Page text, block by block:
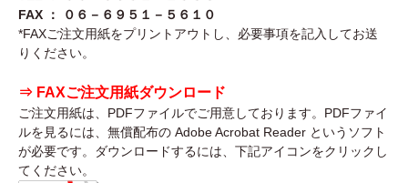
FAX ： ０６－６９５１－５６１０
*FAXご注文用紙をプリントアウトし、必要事項を記入してお送
りください。
⇒ FAXご注文用紙ダウンロード
ご注文用紙は、PDFファイルでご用意しております。PDFファイ
ルを見るには、無償配布の Adobe Acrobat Reader というソフト
が必要です。ダウンロードするには、下記アイコンをクリックし
てください。